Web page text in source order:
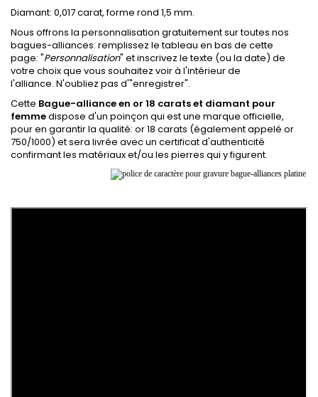
Diamant: 0,017 carat, forme rond 1,5 mm.
Nous offrons la personnalisation gratuitement sur toutes nos
bagues-alliances: remplissez le tableau en bas de cette
page: "Personnalisation" et inscrivez le texte (ou la date) de
votre choix que vous souhaitez voir à l'intérieur de
l'alliance. N'oubliez pas d'"enregistrer".
Cette Bague-alliance en or 18 carats et diamant pour
femmedispose d'un poinçon qui est une marque officielle,
pour en garantir la qualité: or 18 carats (également appelé or
750/1000) et sera livrée avec un certificat d'authenticité
confirmant les matériaux et/ou les pierres qui y figurent.